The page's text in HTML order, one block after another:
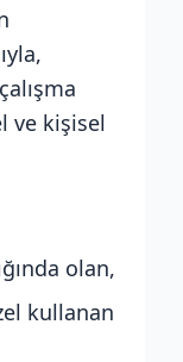
ve kişisel
olan,
kullanan